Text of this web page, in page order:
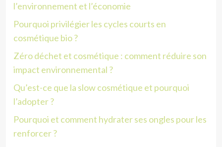
l’environnement et l’économie
Pourquoi privilégier les cycles courts en
cosmétique bio ?
Zéro déchet et cosmétique : comment réduire son
impact environnemental ?
Qu’est-ce que la slow cosmétique et pourquoi
l’adopter ?
Pourquoi et comment hydrater ses ongles pour les
renforcer ?